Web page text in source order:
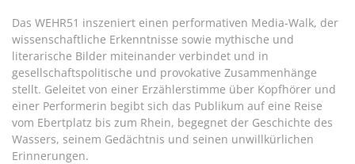
Das WEHR51 inszeniert einen performativen Media-Walk, der
wissenschaftliche Erkenntnisse sowie mythische und
literarische Bilder miteinander verbindet und in
gesellschaftspolitische und provokative Zusammenhänge
stellt. Geleitet von einer Erzählerstimme über Kopfhörer und
einer Performerin begibt sich das Publikum auf eine Reise
vom Ebertplatz bis zum Rhein, begegnet der Geschichte des
Wassers, seinem Gedächtnis und seinen unwillkürlichen
Erinnerungen.